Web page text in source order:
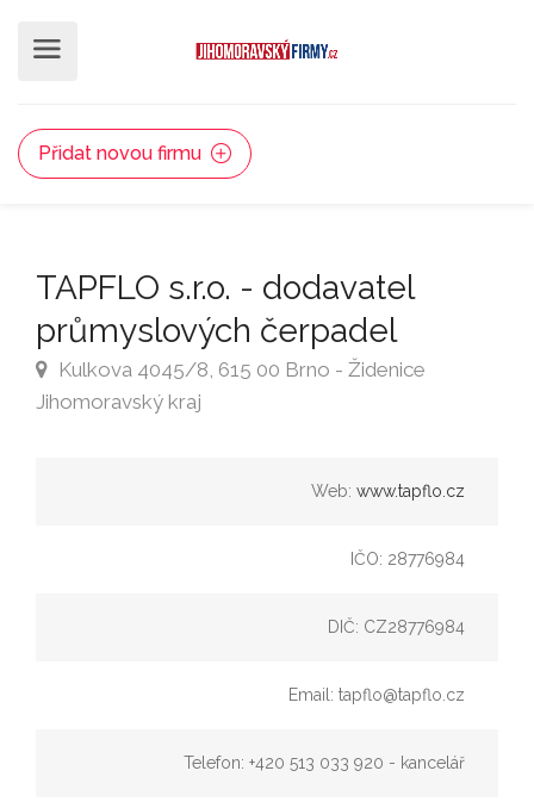
Přidat novou firmu
TAPFLO s.r.o. - dodavatel
průmyslových čerpadel
Kulkova 4045/8, 615 00 Brno - Židenice
Jihomoravský kraj
Web: www.tapflo.cz
IČO: 28776984
DIČ: CZ28776984
Email: tapflo@tapflo.cz
Telefon: +420 513 033 920 - kancelář